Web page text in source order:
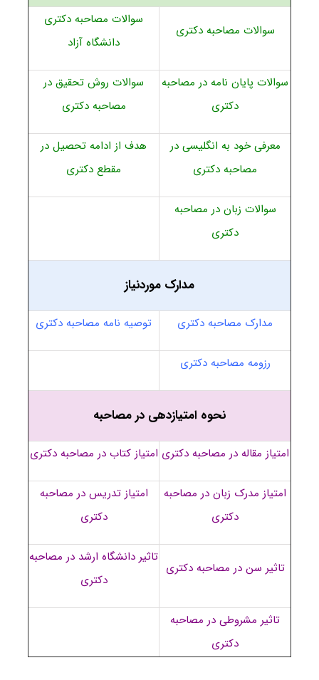
سوالات مصاحبه دکتری
سوالات مصاحبه دکتری
دانشگاه آزاد
سوالات پایان نامه در مصاحبه
دکتری
سوالات روش تحقیق در
مصاحبه دکتری
معرفی خود به انگلیسی در
مصاحبه دکتری
هدف از ادامه تحصیل در
مقطع دکتری
سوالات زبان در مصاحبه
دکتری
مدارک موردنیاز
مدارک مصاحبه دکتری توصیه نامه مصاحبه دکتری
رزومه مصاحبه دکتری
نحوه امتیازدهی در مصاحبه
امتیاز مقاله در مصاحبه دکتری امتیاز کتاب در مصاحبه دکتری
امتیاز مدرک زبان در مصاحبه
دکتری
امتیاز تدریس در مصاحبه
دکتری
تاثیر سن در مصاحبه دکتری
تاثیر دانشگاه ارشد در مصاحبه
دکتری
تاثیر مشروطی در مصاحبه
دکتری